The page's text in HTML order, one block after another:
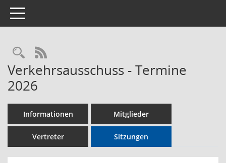
Toggle navigation
Rechercheauswahl
RSS-Feed
Verkehrsausschuss - Termine
2026
Informationen Mitglieder
Vertreter Sitzungen